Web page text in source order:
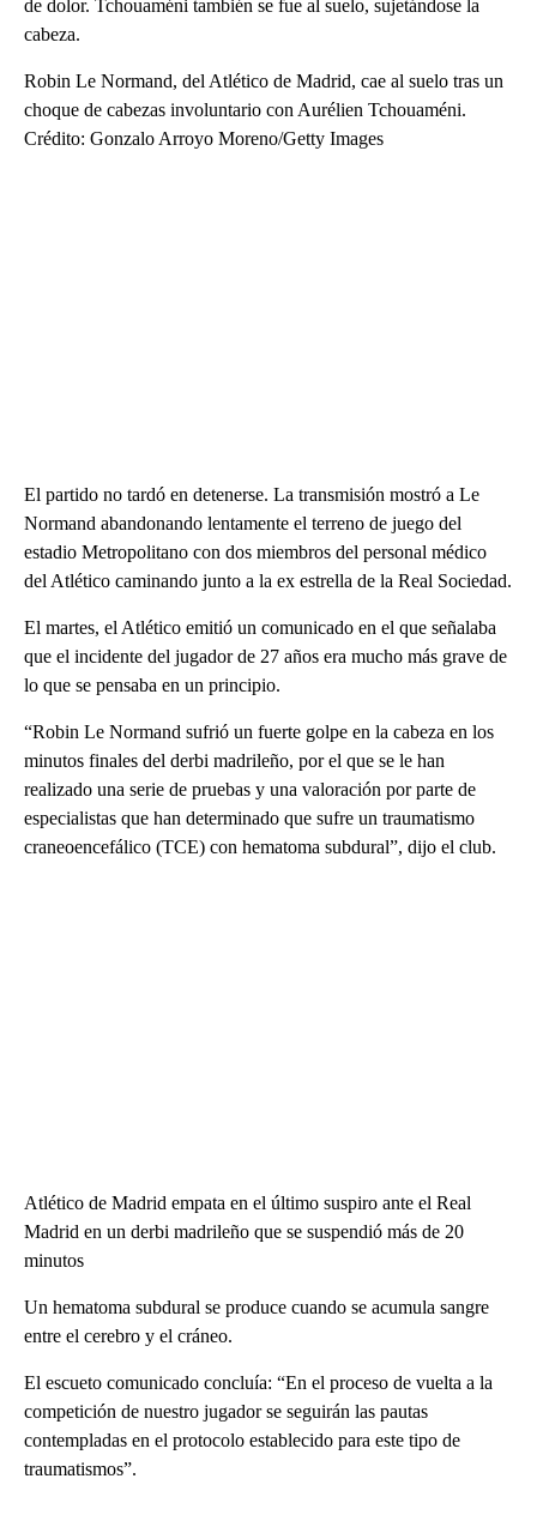
de dolor. Tchouaméni también se fue al suelo, sujetándose la
cabeza.
Robin Le Normand, del Atlético de Madrid, cae al suelo tras un
choque de cabezas involuntario con Aurélien Tchouaméni.
Crédito: Gonzalo Arroyo Moreno/Getty Images
El partido no tardó en detenerse. La transmisión mostró a Le
Normand abandonando lentamente el terreno de juego del
estadio Metropolitano con dos miembros del personal médico
del Atlético caminando junto a la ex estrella de la Real Sociedad.
El martes, el Atlético emitió un comunicado en el que señalaba
que el incidente del jugador de 27 años era mucho más grave de
lo que se pensaba en un principio.
“Robin Le Normand sufrió un fuerte golpe en la cabeza en los
minutos finales del derbi madrileño, por el que se le han
realizado una serie de pruebas y una valoración por parte de
especialistas que han determinado que sufre un traumatismo
craneoencefálico (TCE) con hematoma subdural”, dijo el club.
Atlético de Madrid empata en el último suspiro ante el Real
Madrid en un derbi madrileño que se suspendió más de 20
minutos
Un hematoma subdural se produce cuando se acumula sangre
entre el cerebro y el cráneo.
El escueto comunicado concluía: “En el proceso de vuelta a la
competición de nuestro jugador se seguirán las pautas
contempladas en el protocolo establecido para este tipo de
traumatismos”.